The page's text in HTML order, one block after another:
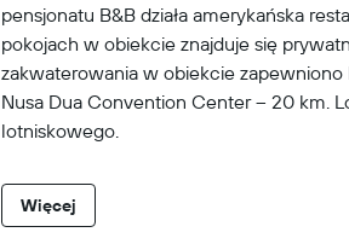
pensjonatu B&B działa amerykańska
pokojach w obiekcie znajduje się
zakwaterowania w obiekcie zapewniono
Nusa Dua Convention Center – 20 km.
lotniskowego.
Więcej